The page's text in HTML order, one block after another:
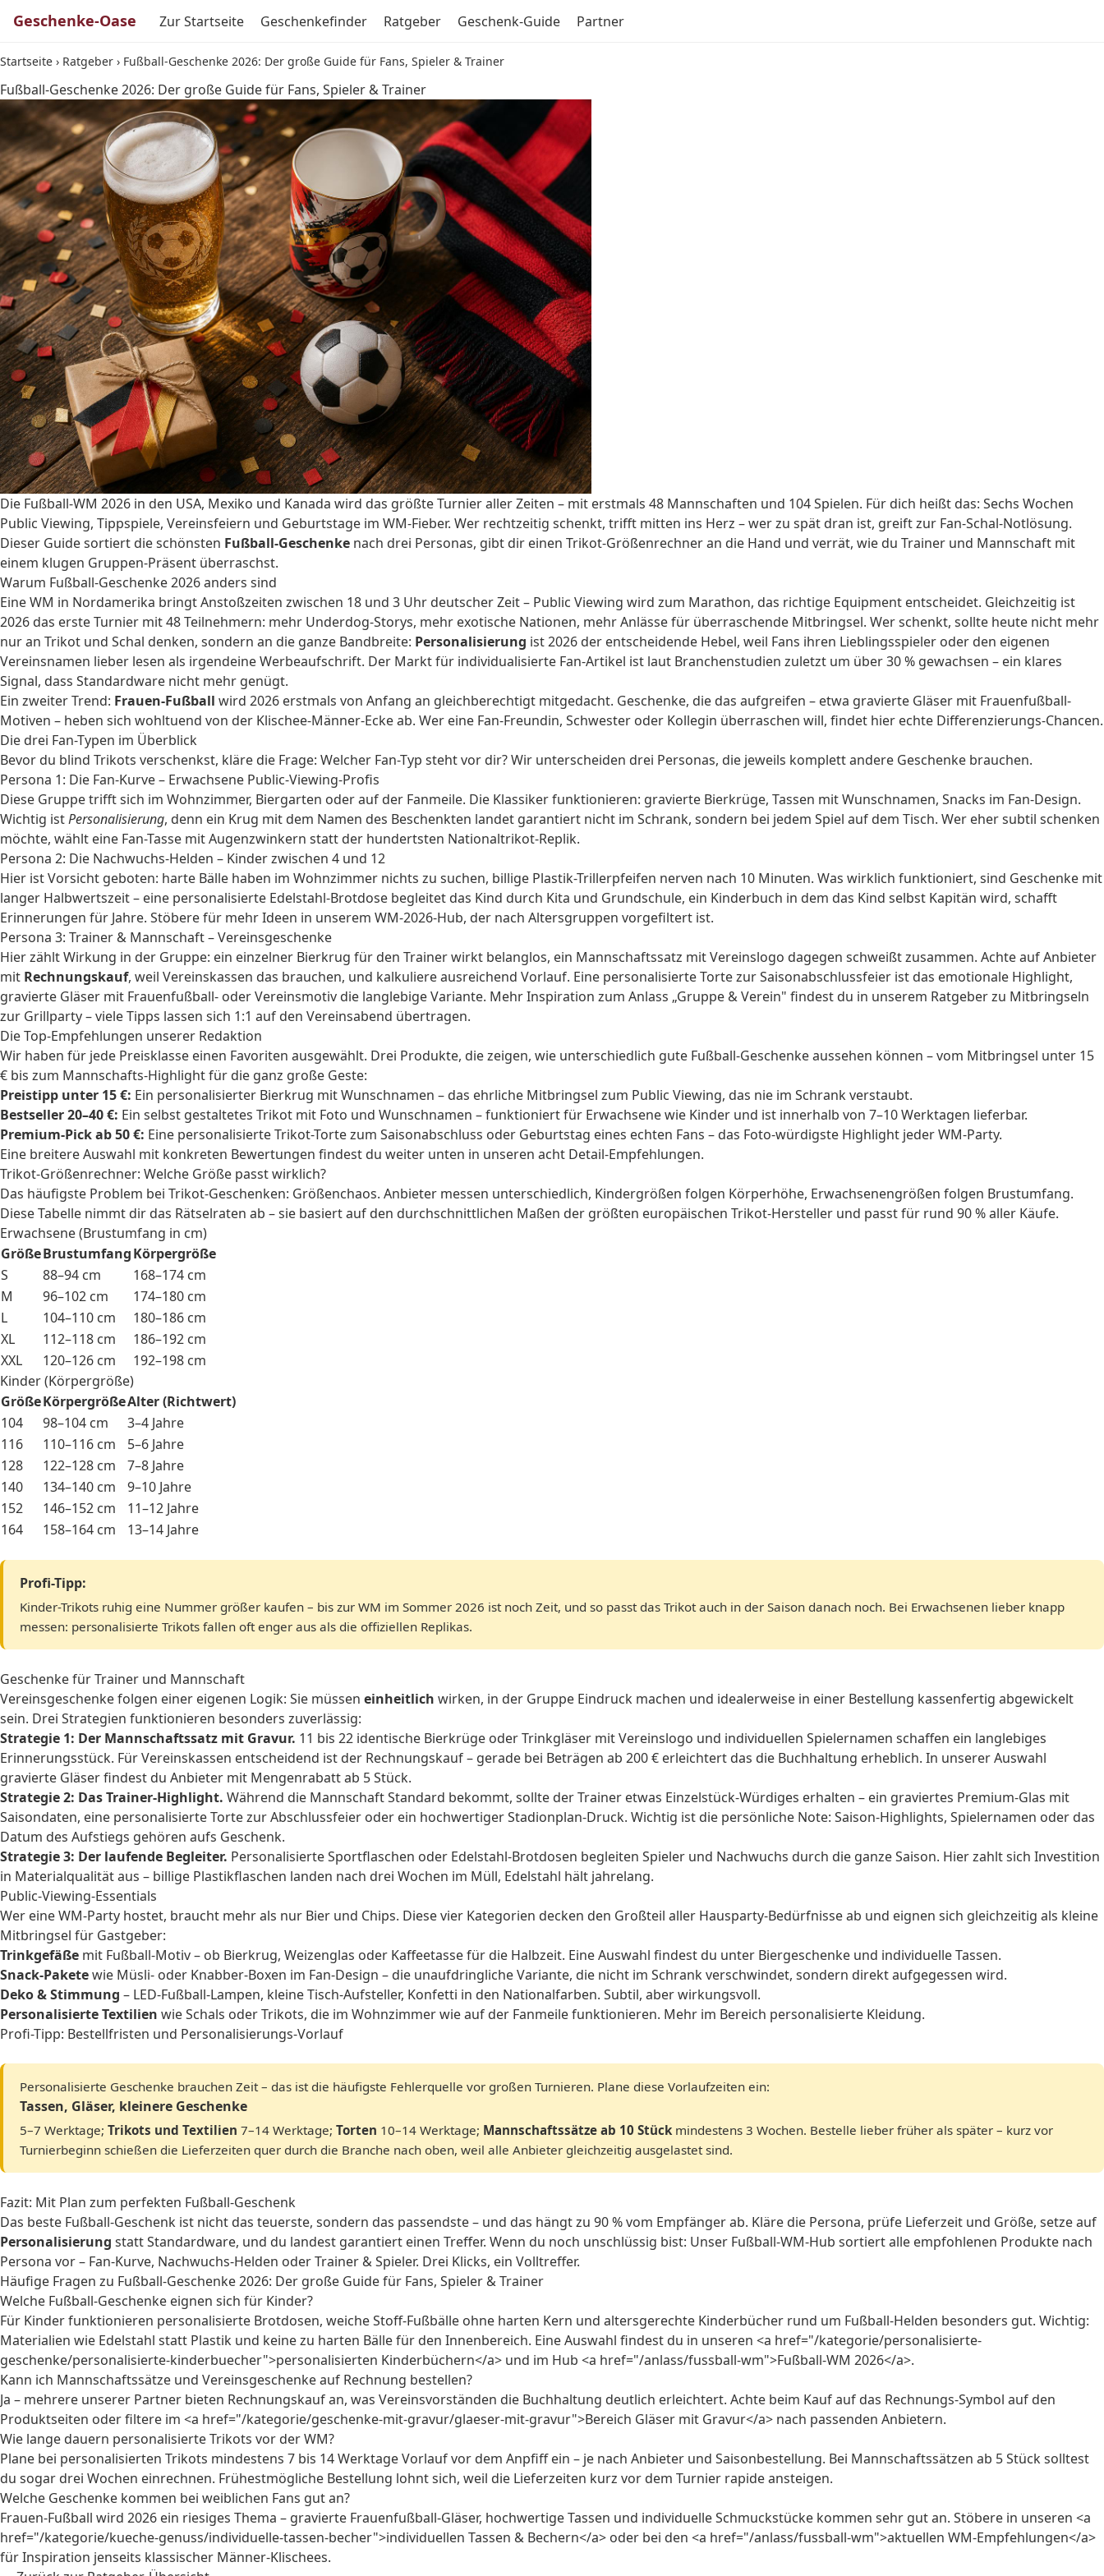
Geschenke-Oase Zur Startseite Geschenkefinder Ratgeber Geschenk-Guide Partner
Startseite › Ratgeber › Fußball-Geschenke 2026: Der große Guide für Fans, Spieler & Trainer
Fußball-Geschenke 2026: Der große Guide für Fans, Spieler & Trainer
Die Fußball-WM 2026 in den USA, Mexiko und Kanada wird das größte Turnier aller Zeiten – mit erstmals 48 Mannschaften und 104 Spielen. Für dich heißt das: Sechs Wochen
Public Viewing, Tippspiele, Vereinsfeiern und Geburtstage im WM-Fieber. Wer rechtzeitig schenkt, trifft mitten ins Herz – wer zu spät dran ist, greift zur Fan-Schal-Notlösung.
Dieser Guide sortiert die schönsten Fußball-Geschenke nach drei Personas, gibt dir einen Trikot-Größenrechner an die Hand und verrät, wie du Trainer und Mannschaft mit
einem klugen Gruppen-Präsent überraschst.
Warum Fußball-Geschenke 2026 anders sind
Eine WM in Nordamerika bringt Anstoßzeiten zwischen 18 und 3 Uhr deutscher Zeit – Public Viewing wird zum Marathon, das richtige Equipment entscheidet. Gleichzeitig ist
2026 das erste Turnier mit 48 Teilnehmern: mehr Underdog-Storys, mehr exotische Nationen, mehr Anlässe für überraschende Mitbringsel. Wer schenkt, sollte heute nicht mehr
nur an Trikot und Schal denken, sondern an die ganze Bandbreite: Personalisierung ist 2026 der entscheidende Hebel, weil Fans ihren Lieblingsspieler oder den eigenen
Vereinsnamen lieber lesen als irgendeine Werbeaufschrift. Der Markt für individualisierte Fan-Artikel ist laut Branchenstudien zuletzt um über 30 % gewachsen – ein klares
Signal, dass Standardware nicht mehr genügt.
Ein zweiter Trend: Frauen-Fußball wird 2026 erstmals von Anfang an gleichberechtigt mitgedacht. Geschenke, die das aufgreifen – etwa gravierte Gläser mit Frauenfußball-
Motiven – heben sich wohltuend von der Klischee-Männer-Ecke ab. Wer eine Fan-Freundin, Schwester oder Kollegin überraschen will, findet hier echte Differenzierungs-Chancen.
Die drei Fan-Typen im Überblick
Bevor du blind Trikots verschenkst, kläre die Frage: Welcher Fan-Typ steht vor dir? Wir unterscheiden drei Personas, die jeweils komplett andere Geschenke brauchen.
Persona 1: Die Fan-Kurve – Erwachsene Public-Viewing-Profis
Diese Gruppe trifft sich im Wohnzimmer, Biergarten oder auf der Fanmeile. Die Klassiker funktionieren: gravierte Bierkrüge, Tassen mit Wunschnamen, Snacks im Fan-Design.
Wichtig istPersonalisierung, denn ein Krug mit dem Namen des Beschenkten landet garantiert nicht im Schrank, sondern bei jedem Spiel auf dem Tisch. Wer eher subtil schenken
möchte, wählt eine Fan-Tasse mit Augenzwinkern statt der hundertsten Nationaltrikot-Replik.
Persona 2: Die Nachwuchs-Helden – Kinder zwischen 4 und 12
Hier ist Vorsicht geboten: harte Bälle haben im Wohnzimmer nichts zu suchen, billige Plastik-Trillerpfeifen nerven nach 10 Minuten. Was wirklich funktioniert, sind Geschenke mit
langer Halbwertszeit – eine personalisierte Edelstahl-Brotdose begleitet das Kind durch Kita und Grundschule, ein Kinderbuch in dem das Kind selbst Kapitän wird, schafft
Erinnerungen für Jahre. Stöbere für mehr Ideen in unserem WM-2026-Hub, der nach Altersgruppen vorgefiltert ist.
Persona 3: Trainer & Mannschaft – Vereinsgeschenke
Hier zählt Wirkung in der Gruppe: ein einzelner Bierkrug für den Trainer wirkt belanglos, ein Mannschaftssatz mit Vereinslogo dagegen schweißt zusammen. Achte auf Anbieter
mit Rechnungskauf, weil Vereinskassen das brauchen, und kalkuliere ausreichend Vorlauf. Eine personalisierte Torte zur Saisonabschlussfeier ist das emotionale Highlight,
gravierte Gläser mit Frauenfußball- oder Vereinsmotiv die langlebige Variante. Mehr Inspiration zum Anlass „Gruppe & Verein" findest du in unserem Ratgeber zu Mitbringseln
zur Grillparty– viele Tipps lassen sich 1:1 auf den Vereinsabend übertragen.
Die Top-Empfehlungen unserer Redaktion
Wir haben für jede Preisklasse einen Favoriten ausgewählt. Drei Produkte, die zeigen, wie unterschiedlich gute Fußball-Geschenke aussehen können – vom Mitbringsel unter 15
€ bis zum Mannschafts-Highlight für die ganz große Geste:
Preistipp unter 15 €: Ein personalisierter Bierkrug mit Wunschnamen – das ehrliche Mitbringsel zum Public Viewing, das nie im Schrank verstaubt.
Bestseller 20–40 €: Ein selbst gestaltetes Trikot mit Foto und Wunschnamen – funktioniert für Erwachsene wie Kinder und ist innerhalb von 7–10 Werktagen lieferbar.
Premium-Pick ab 50 €: Eine personalisierte Trikot-Torte zum Saisonabschluss oder Geburtstag eines echten Fans – das Foto-würdigste Highlight jeder WM-Party.
Eine breitere Auswahl mit konkreten Bewertungen findest du weiter unten in unseren acht Detail-Empfehlungen.
Trikot-Größenrechner: Welche Größe passt wirklich?
Das häufigste Problem bei Trikot-Geschenken: Größenchaos. Anbieter messen unterschiedlich, Kindergrößen folgen Körperhöhe, Erwachsenengrößen folgen Brustumfang.
Diese Tabelle nimmt dir das Rätselraten ab – sie basiert auf den durchschnittlichen Maßen der größten europäischen Trikot-Hersteller und passt für rund 90 % aller Käufe.
Erwachsene (Brustumfang in cm)
GrößeBrustumfangKörpergröße
S
88–94 cm
168–174 cm
M
96–102 cm
174–180 cm
L
104–110 cm
180–186 cm
XL
112–118 cm
186–192 cm
XXL
120–126 cm
192–198 cm
Kinder (Körpergröße)
GrößeKörpergrößeAlter (Richtwert)
104
98–104 cm
3–4 Jahre
116
110–116 cm
5–6 Jahre
128
122–128 cm
7–8 Jahre
140
134–140 cm
9–10 Jahre
152
146–152 cm
11–12 Jahre
164
158–164 cm 13–14 Jahre
Profi-Tipp:
Kinder-Trikots ruhig eine Nummer größer kaufen – bis zur WM im Sommer 2026 ist noch Zeit, und so passt das Trikot auch in der Saison danach noch. Bei Erwachsenen lieber knapp
messen: personalisierte Trikots fallen oft enger aus als die offiziellen Replikas.
Geschenke für Trainer und Mannschaft
Vereinsgeschenke folgen einer eigenen Logik: Sie müssen einheitlich wirken, in der Gruppe Eindruck machen und idealerweise in einer Bestellung kassenfertig abgewickelt
sein. Drei Strategien funktionieren besonders zuverlässig:
Strategie 1: Der Mannschaftssatz mit Gravur. 11 bis 22 identische Bierkrüge oder Trinkgläser mit Vereinslogo und individuellen Spielernamen schaffen ein langlebiges
Erinnerungsstück. Für Vereinskassen entscheidend ist der Rechnungskauf – gerade bei Beträgen ab 200 € erleichtert das die Buchhaltung erheblich. In unserer Auswahl
gravierte Gläserfindest du Anbieter mit Mengenrabatt ab 5 Stück.
Strategie 2: Das Trainer-Highlight. Während die Mannschaft Standard bekommt, sollte der Trainer etwas Einzelstück-Würdiges erhalten – ein graviertes Premium-Glas mit
Saisondaten, eine personalisierte Torte zur Abschlussfeier oder ein hochwertiger Stadionplan-Druck. Wichtig ist die persönliche Note: Saison-Highlights, Spielernamen oder das
Datum des Aufstiegs gehören aufs Geschenk.
Strategie 3: Der laufende Begleiter. Personalisierte Sportflaschen oder Edelstahl-Brotdosen begleiten Spieler und Nachwuchs durch die ganze Saison. Hier zahlt sich Investition
in Materialqualität aus – billige Plastikflaschen landen nach drei Wochen im Müll, Edelstahl hält jahrelang.
Public-Viewing-Essentials
Wer eine WM-Party hostet, braucht mehr als nur Bier und Chips. Diese vier Kategorien decken den Großteil aller Hausparty-Bedürfnisse ab und eignen sich gleichzeitig als kleine
Mitbringsel für Gastgeber:
Trinkgefäße mit Fußball-Motiv – ob Bierkrug, Weizenglas oder Kaffeetasse für die Halbzeit. Eine Auswahl findest du unter Biergeschenke und individuelle Tassen.
Snack-Paketewie Müsli- oder Knabber-Boxen im Fan-Design – die unaufdringliche Variante, die nicht im Schrank verschwindet, sondern direkt aufgegessen wird.
Deko & Stimmung – LED-Fußball-Lampen, kleine Tisch-Aufsteller, Konfetti in den Nationalfarben. Subtil, aber wirkungsvoll.
Personalisierte Textilien wie Schals oder Trikots, die im Wohnzimmer wie auf der Fanmeile funktionieren. Mehr im Bereich personalisierte Kleidung.
Profi-Tipp: Bestellfristen und Personalisierungs-Vorlauf
Personalisierte Geschenke brauchen Zeit – das ist die häufigste Fehlerquelle vor großen Turnieren. Plane diese Vorlaufzeiten ein:
Tassen, Gläser, kleinere Geschenke
5–7 Werktage; Trikots und Textilien 7–14 Werktage; Torten 10–14 Werktage; Mannschaftssätze ab 10 Stückmindestens 3 Wochen. Bestelle lieber früher als später – kurz vor
Turnierbeginn schießen die Lieferzeiten quer durch die Branche nach oben, weil alle Anbieter gleichzeitig ausgelastet sind.
Fazit: Mit Plan zum perfekten Fußball-Geschenk
Das beste Fußball-Geschenk ist nicht das teuerste, sondern das passendste – und das hängt zu 90 % vom Empfänger ab. Kläre die Persona, prüfe Lieferzeit und Größe, setze auf
Personalisierung statt Standardware, und du landest garantiert einen Treffer. Wenn du noch unschlüssig bist: Unser Fußball-WM-Hub sortiert alle empfohlenen Produkte nach
Persona vor – Fan-Kurve, Nachwuchs-Helden oder Trainer & Spieler. Drei Klicks, ein Volltreffer.
Häufige Fragen zu Fußball-Geschenke 2026: Der große Guide für Fans, Spieler & Trainer
Welche Fußball-Geschenke eignen sich für Kinder?
Für Kinder funktionieren personalisierte Brotdosen, weiche Stoff-Fußbälle ohne harten Kern und altersgerechte Kinderbücher rund um Fußball-Helden besonders gut. Wichtig:
Materialien wie Edelstahl statt Plastik und keine zu harten Bälle für den Innenbereich. Eine Auswahl findest du in unseren <a href="/kategorie/personalisierte-
geschenke/personalisierte-kinderbuecher">personalisierten Kinderbüchern</a> und im Hub <a href="/anlass/fussball-wm">Fußball-WM 2026</a>.
Kann ich Mannschaftssätze und Vereinsgeschenke auf Rechnung bestellen?
Ja – mehrere unserer Partner bieten Rechnungskauf an, was Vereinsvorständen die Buchhaltung deutlich erleichtert. Achte beim Kauf auf das Rechnungs-Symbol auf den
Produktseiten oder filtere im <a href="/kategorie/geschenke-mit-gravur/glaeser-mit-gravur">Bereich Gläser mit Gravur</a> nach passenden Anbietern.
Wie lange dauern personalisierte Trikots vor der WM?
Plane bei personalisierten Trikots mindestens 7 bis 14 Werktage Vorlauf vor dem Anpfiff ein – je nach Anbieter und Saisonbestellung. Bei Mannschaftssätzen ab 5 Stück solltest
du sogar drei Wochen einrechnen. Frühestmögliche Bestellung lohnt sich, weil die Lieferzeiten kurz vor dem Turnier rapide ansteigen.
Welche Geschenke kommen bei weiblichen Fans gut an?
Frauen-Fußball wird 2026 ein riesiges Thema – gravierte Frauenfußball-Gläser, hochwertige Tassen und individuelle Schmuckstücke kommen sehr gut an. Stöbere in unseren <a
href="/kategorie/kueche-genuss/individuelle-tassen-becher">individuellen Tassen & Bechern</a> oder bei den <a href="/anlass/fussball-wm">aktuellen WM-Empfehlungen</a>
für Inspiration jenseits klassischer Männer-Klischees.